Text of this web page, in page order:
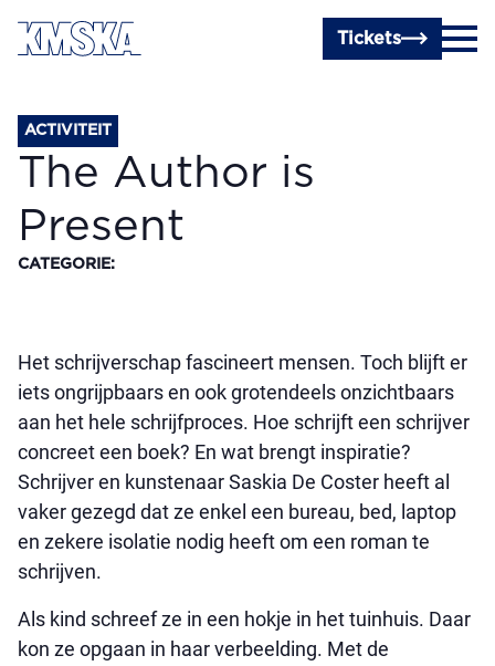
Ga naar hoofdinhoud
Tickets
ACTIVITEIT
The Author is
Present
CATEGORIE:
Het schrijverschap fascineert mensen. Toch blijft er
iets ongrijpbaars en ook grotendeels onzichtbaars
aan het hele schrijfproces. Hoe schrijft een schrijver
concreet een boek? En wat brengt inspiratie?
Schrijver en kunstenaar Saskia De Coster heeft al
vaker gezegd dat ze enkel een bureau, bed, laptop
en zekere isolatie nodig heeft om een roman te
schrijven.
Als kind schreef ze in een hokje in het tuinhuis. Daar
kon ze opgaan in haar verbeelding. Met de